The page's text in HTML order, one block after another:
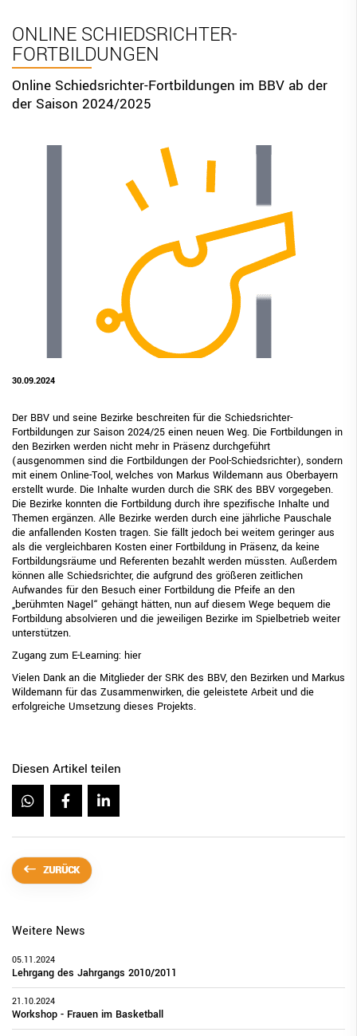
ONLINE SCHIEDSRICHTER-
FORTBILDUNGEN
Online Schiedsrichter-Fortbildungen im BBV ab der
der Saison 2024/2025
30.09.2024
Der BBV und seine Bezirke beschreiten für die Schiedsrichter-
Fortbildungen zur Saison 2024/25 einen neuen Weg. Die Fortbildungen in
den Bezirken werden nicht mehr in Präsenz durchgeführt
(ausgenommen sind die Fortbildungen der Pool-Schiedsrichter), sondern
mit einem Online-Tool, welches von Markus Wildemann aus Oberbayern
erstellt wurde. Die Inhalte wurden durch die SRK des BBV vorgegeben.
Die Bezirke konnten die Fortbildung durch ihre spezifische Inhalte und
Themen ergänzen. Alle Bezirke werden durch eine jährliche Pauschale
die anfallenden Kosten tragen. Sie fällt jedoch bei weitem geringer aus
als die vergleichbaren Kosten einer Fortbildung in Präsenz, da keine
Fortbildungsräume und Referenten bezahlt werden müssten. Außerdem
können alle Schiedsrichter, die aufgrund des größeren zeitlichen
Aufwandes für den Besuch einer Fortbildung die Pfeife an den
„berühmten Nagel“ gehängt hätten, nun auf diesem Wege bequem die
Fortbildung absolvieren und die jeweiligen Bezirke im Spielbetrieb weiter
unterstützen.
Zugang zum E-Learning: hier
Vielen Dank an die Mitglieder der SRK des BBV, den Bezirken und Markus
Wildemann für das Zusammenwirken, die geleistete Arbeit und die
erfolgreiche Umsetzung dieses Projekts.
Diesen Artikel teilen
ZURÜCK
Weitere News
05.11.2024
Lehrgang des Jahrgangs 2010/2011
21.10.2024
Workshop - Frauen im Basketball
BBV Links
DIGITAL SCORE SHEET
STRUKTURREFORM